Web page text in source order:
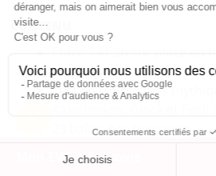
CONTENU
groupe
Test de trois armes
23 balles par personne
1 guide locale
Mon EVG à Cracovie